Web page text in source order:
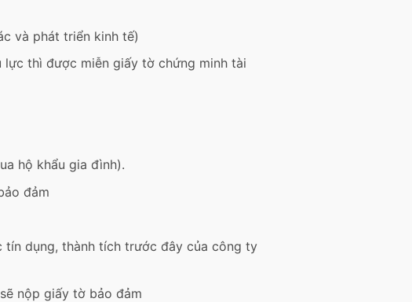
và phát triển kinh tế)
thì được miễn giấy tờ chứng minh tài
hộ khẩu gia đình).
đảm
dụng, thành tích trước đây của công ty
nộp giấy tờ bảo đảm